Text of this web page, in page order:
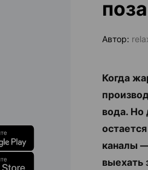
Автор:
Когда
вода. Но
каналы
выехать